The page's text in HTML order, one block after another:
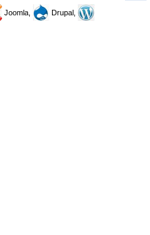
Joomla,
Drupal,